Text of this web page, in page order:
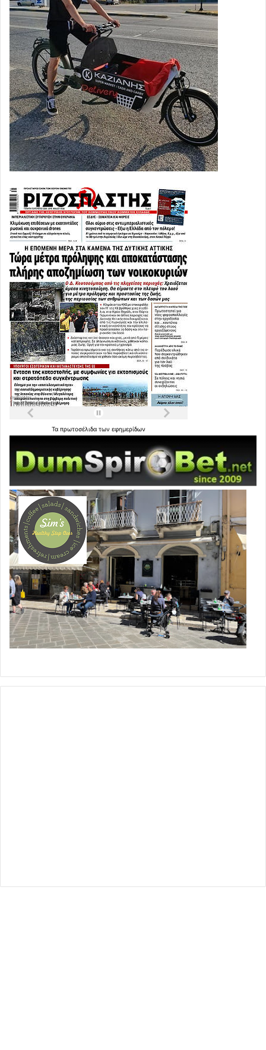
Τα πρωτοσέλιδα των εφημερίδων